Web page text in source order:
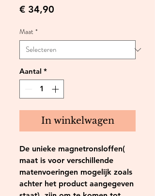
€ 34,90
Maat *
Aantal *
In winkelwagen
De unieke magnetronsloffen(
maat is voor verschillende
matenvoeringen mogelijk zoals
achter het product aangegeven